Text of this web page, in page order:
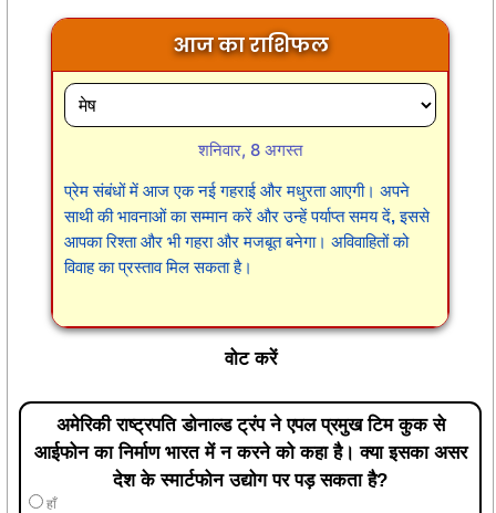
आज का राशिफल
शनिवार, 8 अगस्त
प्रेम संबंधों में आज एक नई गहराई और मधुरता आएगी। अपने
साथी की भावनाओं का सम्मान करें और उन्हें पर्याप्त समय दें, इससे
आपका रिश्ता और भी गहरा और मजबूत बनेगा। अविवाहितों को
विवाह का प्रस्ताव मिल सकता है।
वोट करें
अमेरिकी राष्ट्रपति डोनाल्ड ट्रंप ने एपल प्रमुख टिम कुक से
आईफोन का निर्माण भारत में न करने को कहा है। क्या इसका असर
देश के स्मार्टफोन उद्योग पर पड़ सकता है?
हाँ